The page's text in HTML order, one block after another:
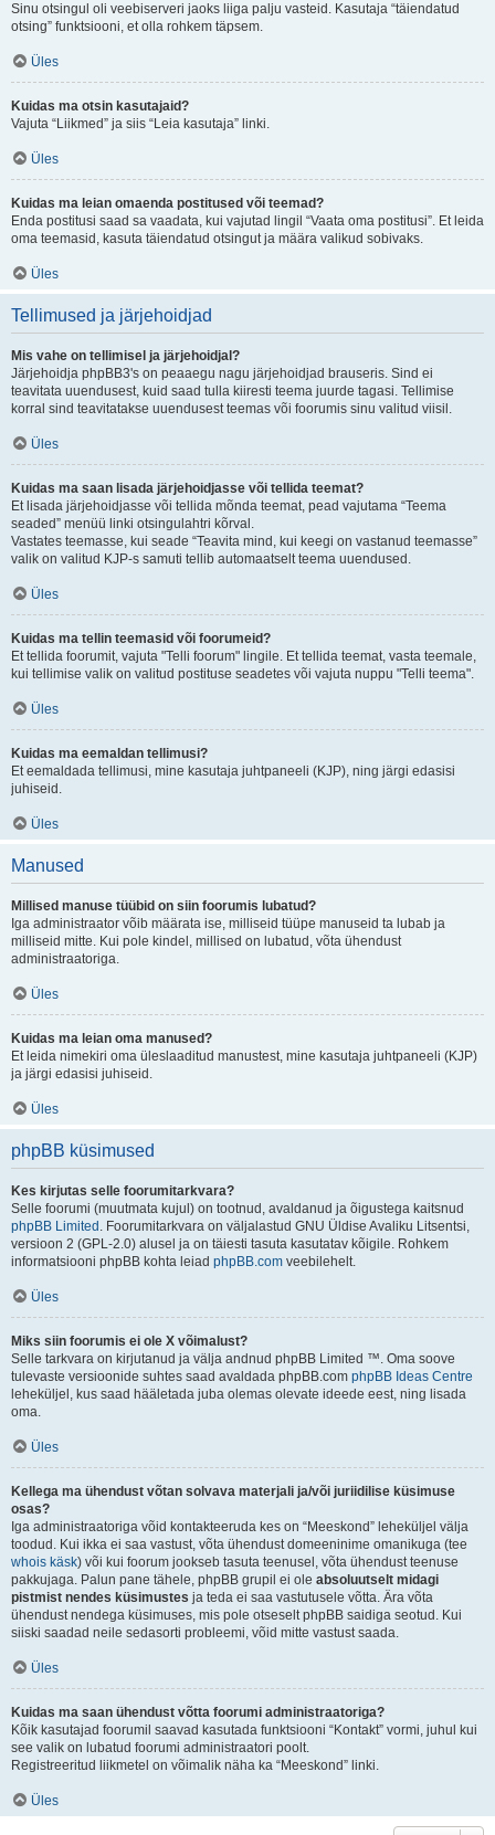
Sinu otsingul oli veebiserveri jaoks liiga palju vasteid. Kasutaja “täiendatud
otsing” funktsiooni, et olla rohkem täpsem.
Üles
Kuidas ma otsin kasutajaid?
Vajuta “Liikmed” ja siis “Leia kasutaja” linki.
Üles
Kuidas ma leian omaenda postitused või teemad?
Enda postitusi saad sa vaadata, kui vajutad lingil “Vaata oma postitusi”. Et leida
oma teemasid, kasuta täiendatud otsingut ja määra valikud sobivaks.
Üles
Tellimused ja järjehoidjad
Mis vahe on tellimisel ja järjehoidjal?
Järjehoidja phpBB3's on peaaegu nagu järjehoidjad brauseris. Sind ei
teavitata uuendusest, kuid saad tulla kiiresti teema juurde tagasi. Tellimise
korral sind teavitatakse uuendusest teemas või foorumis sinu valitud viisil.
Üles
Kuidas ma saan lisada järjehoidjasse või tellida teemat?
Et lisada järjehoidjasse või tellida mõnda teemat, pead vajutama “Teema
seaded” menüü linki otsingulahtri kõrval.
Vastates teemasse, kui seade “Teavita mind, kui keegi on vastanud teemasse”
valik on valitud KJP-s samuti tellib automaatselt teema uuendused.
Üles
Kuidas ma tellin teemasid või foorumeid?
Et tellida foorumit, vajuta "Telli foorum" lingile. Et tellida teemat, vasta teemale,
kui tellimise valik on valitud postituse seadetes või vajuta nuppu "Telli teema".
Üles
Kuidas ma eemaldan tellimusi?
Et eemaldada tellimusi, mine kasutaja juhtpaneeli (KJP), ning järgi edasisi
juhiseid.
Üles
Manused
Millised manuse tüübid on siin foorumis lubatud?
Iga administraator võib määrata ise, milliseid tüüpe manuseid ta lubab ja
milliseid mitte. Kui pole kindel, millised on lubatud, võta ühendust
administraatoriga.
Üles
Kuidas ma leian oma manused?
Et leida nimekiri oma üleslaaditud manustest, mine kasutaja juhtpaneeli (KJP)
ja järgi edasisi juhiseid.
Üles
phpBB küsimused
Kes kirjutas selle foorumitarkvara?
Selle foorumi (muutmata kujul) on tootnud, avaldanud ja õigustega kaitsnud
phpBB Limited . Foorumitarkvara on väljalastud GNU Üldise Avaliku Litsentsi,
versioon 2 (GPL-2.0) alusel ja on täiesti tasuta kasutatav kõigile. Rohkem
informatsiooni phpBB kohta leiad phpBB.com veebilehelt.
Üles
Miks siin foorumis ei ole X võimalust?
Selle tarkvara on kirjutanud ja välja andnud phpBB Limited ™. Oma soove
tulevaste versioonide suhtes saad avaldada phpBB.com phpBB Ideas Centre
leheküljel, kus saad hääletada juba olemas olevate ideede eest, ning lisada
oma.
Üles
Kellega ma ühendust võtan solvava materjali ja/või juriidilise küsimuse
osas?
Iga administraatoriga võid kontakteeruda kes on “Meeskond” leheküljel välja
toodud. Kui ikka ei saa vastust, võta ühendust domeeninime omanikuga (tee
whois käsk) või kui foorum jookseb tasuta teenusel, võta ühendust teenuse
pakkujaga. Palun pane tähele, phpBB grupil ei ole absoluutselt midagi
pistmist nendes küsimustes ja teda ei saa vastutusele võtta. Ära võta
ühendust nendega küsimuses, mis pole otseselt phpBB saidiga seotud. Kui
siiski saadad neile sedasorti probleemi, võid mitte vastust saada.
Üles
Kuidas ma saan ühendust võtta foorumi administraatoriga?
Kõik kasutajad foorumil saavad kasutada funktsiooni “Kontakt” vormi, juhul kui
see valik on lubatud foorumi administraatori poolt.
Registreeritud liikmetel on võimalik näha ka “Meeskond” linki.
Üles